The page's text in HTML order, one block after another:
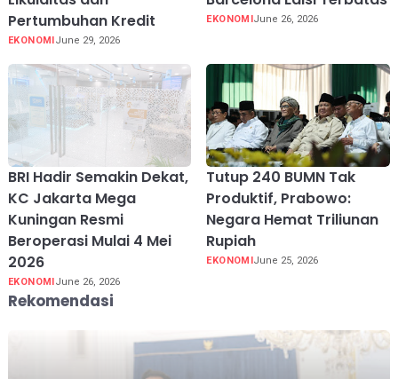
Pertumbuhan Kredit
EKONOMIJune 29, 2026
EKONOMIJune 26, 2026
BRI Hadir Semakin Dekat,
KC Jakarta Mega
Kuningan Resmi
Beroperasi Mulai 4 Mei
2026
EKONOMIJune 26, 2026
Tutup 240 BUMN Tak
Produktif, Prabowo:
Negara Hemat Triliunan
Rupiah
EKONOMIJune 25, 2026
Rekomendasi